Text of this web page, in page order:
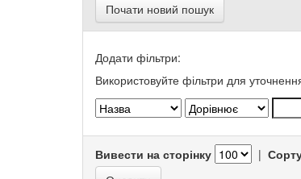
Почати новий пошук
Додати фільтри:
Використовуйте фільтри для
Вивести на сторінку |